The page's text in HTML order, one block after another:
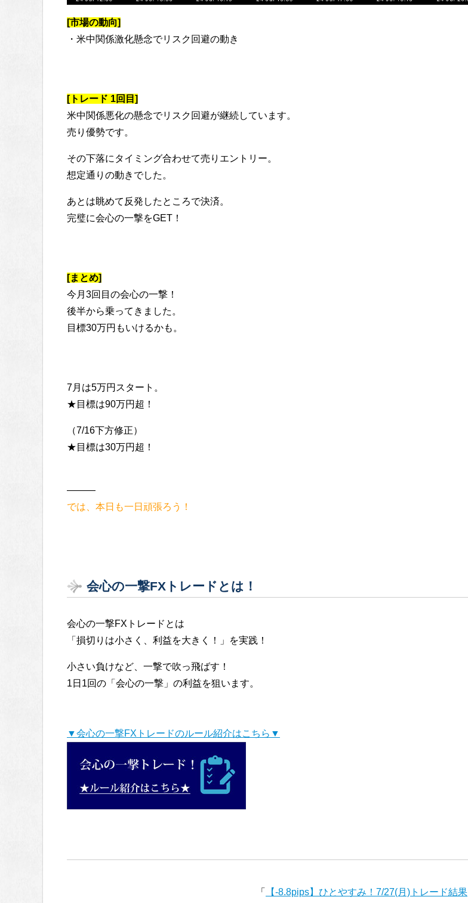
[市場の動向]
・米中関係激化懸念でリスク回避の動き
[トレード 1回目]
米中関係悪化の懸念でリスク回避が継続しています。
売り優勢です。
その下落にタイミング合わせて売りエントリー。
想定通りの動きでした。
あとは眺めて反発したところで決済。
完璧に会心の一撃をGET！
[まとめ]
今月3回目の会心の一撃！
後半から乗ってきました。
目標30万円もいけるかも。
7月は5万円スタート。
★目標は90万円超！
（7/16下方修正）
★目標は30万円超！
———
では、本日も一日頑張ろう！
会心の一撃FXトレードとは！
会心の一撃FXトレードとは
「損切りは小さく、利益を大きく！」を実践！
小さい負けなど、一撃で吹っ飛ばす！
1日1回の「会心の一撃」の利益を狙います。
▼会心の一撃FXトレードのルール紹介はこちら▼
「 【-8.8pips】ひとやすみ！7/27(月)トレード結果